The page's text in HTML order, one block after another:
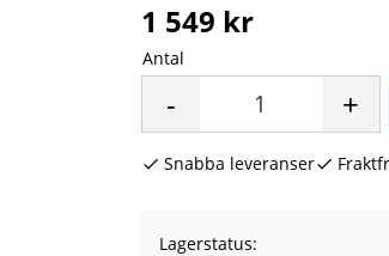
1 549 kr
Antal
+
-
Snabba leveranser
Lagerstatus